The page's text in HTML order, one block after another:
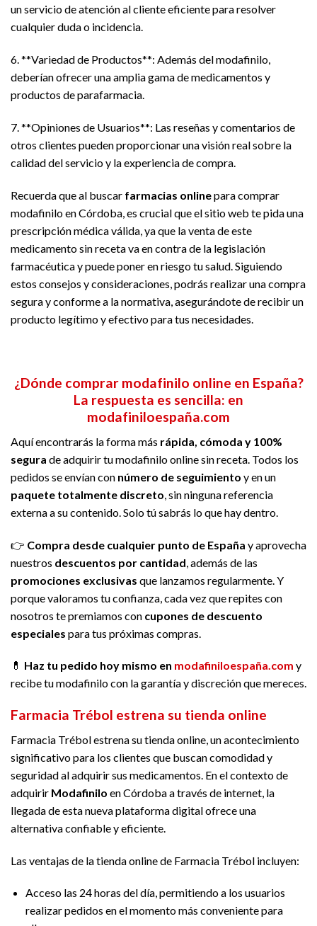
un servicio de atención al cliente eficiente para resolver
cualquier duda o incidencia.
6. **Variedad de Productos**: Además del modafinilo,
deberían ofrecer una amplia gama de medicamentos y
productos de parafarmacia.
7. **Opiniones de Usuarios**: Las reseñas y comentarios de
otros clientes pueden proporcionar una visión real sobre la
calidad del servicio y la experiencia de compra.
Recuerda que al buscar farmacias onlinepara comprar
modafinilo en Córdoba, es crucial que el sitio web te pida una
prescripción médica válida, ya que la venta de este
medicamento sin receta va en contra de la legislación
farmacéutica y puede poner en riesgo tu salud. Siguiendo
estos consejos y consideraciones, podrás realizar una compra
segura y conforme a la normativa, asegurándote de recibir un
producto legítimo y efectivo para tus necesidades.
¿Dónde comprar modafinilo online en España?
La respuesta es sencilla: en
modafiniloespaña.com
Aquí encontrarás la forma más rápida, cómoda y 100%
segura de adquirir tu modafinilo online sin receta. Todos los
pedidos se envían con número de seguimiento y en un
paquete totalmente discreto , sin ninguna referencia
externa a su contenido. Solo tú sabrás lo que hay dentro.
👉 Compra desde cualquier punto de España y aprovecha
nuestros descuentos por cantidad , además de las
promociones exclusivas que lanzamos regularmente. Y
porque valoramos tu confianza, cada vez que repites con
nosotros te premiamos con cupones de descuento
especiales para tus próximas compras.
💊 Haz tu pedido hoy mismo en modafiniloespaña.com y
recibe tu modafinilo con la garantía y discreción que mereces.
Farmacia Trébol estrena su tienda online
Farmacia Trébol estrena su tienda online, un acontecimiento
significativo para los clientes que buscan comodidad y
seguridad al adquirir sus medicamentos. En el contexto de
adquirir Modafinilo en Córdoba a través de internet, la
llegada de esta nueva plataforma digital ofrece una
alternativa confiable y eficiente.
Las ventajas de la tienda online de Farmacia Trébol incluyen:
Acceso las 24 horas del día, permitiendo a los usuarios
realizar pedidos en el momento más conveniente para